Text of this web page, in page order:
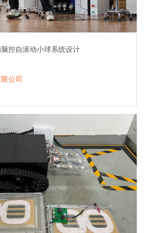
控自滚动小球系统设计
公司